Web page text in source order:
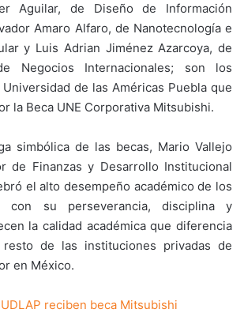
Aguilar, de Diseño de Información
Amaro Alfaro, de Nanotecnología e
y Luis Adrian Jiménez Azarcoya, de
Negocios Internacionales; son los
de las Américas Puebla que
la Beca UNE Corporativa Mitsubishi.
simbólica de las becas, Mario Vallejo
de Finanzas y Desarrollo Institucional
el alto desempeño académico de los
con su perseverancia, disciplina y
la calidad académica que diferencia
de las instituciones privadas de
en México.
reciben beca Mitsubishi